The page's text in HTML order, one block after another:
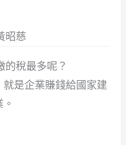
昭慈
的稅最多呢？
是企業賺錢給國家建